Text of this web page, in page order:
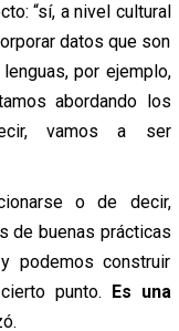
“sí, a nivel cultural
datos que son
por ejemplo,
abordando los
vamos a ser
o de decir,
de buenas prácticas
podemos construir
punto. Es una